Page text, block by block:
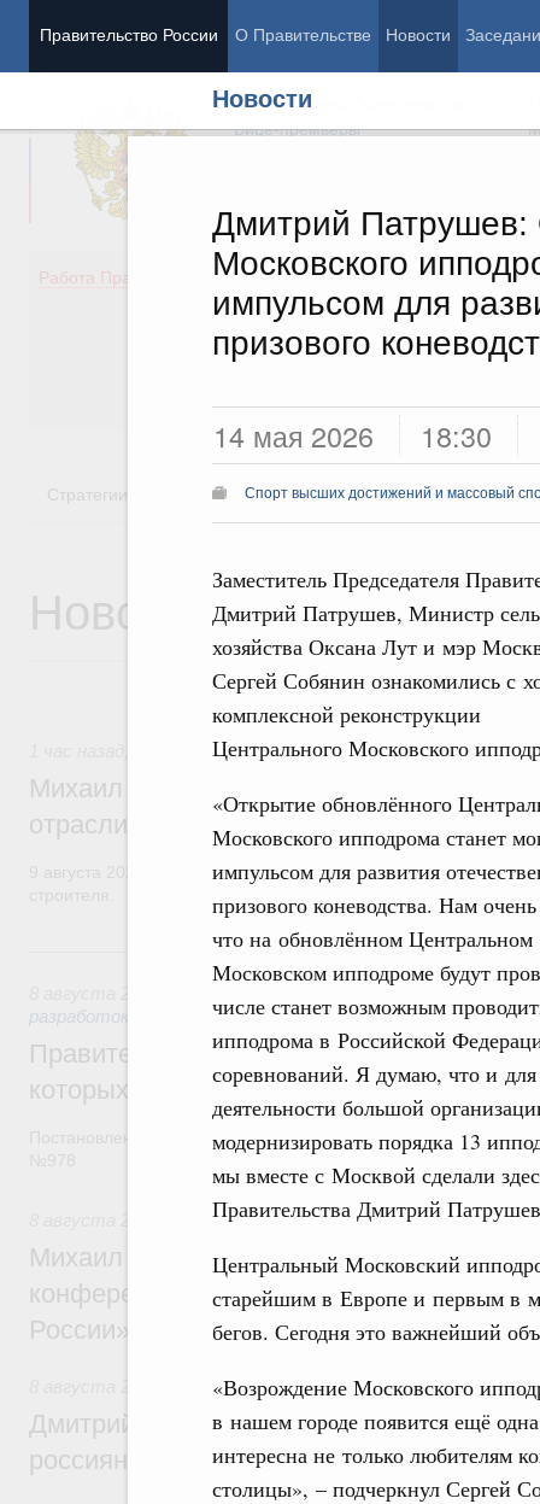
Правительство России О Правительстве Новости
Новости
Дмитрий Патрушев:
Московского
импульсом для
призового
14 мая 2026 18:30
Спорт высших достижений и массовый
Заместитель Председателя
Дмитрий Патрушев, Министр
хозяйства Оксана Лут и мэр
Сергей Собянин ознакомились с
комплексной реконструкции
Центрального Московского
«Открытие обновлённого
Московского ипподрома станет
импульсом для развития
призового коневодства. Нам
что на обновлённом Центральном
Московском ипподроме будут
числе станет возможным
ипподрома в Российской
соревнований. Я думаю, что и
деятельности большой
модернизировать порядка 13
мы вместе с Москвой сделали
Правительства Дмитрий
Центральный Московский
старейшим в Европе и первым в
бегов. Сегодня это важнейший
«Возрождение Московского
в нашем городе появится ещё
интересна не только любителям
столицы», – подчеркнул Сергей
Председатель Правительства
Вице-премьеры
Работа Правительства
Демография
Здоровье
Образование
Культура
Государство
Стратегии Государственные программы
Новости
Регулирование в сфере строительства
Михаил Мишустин поздравил
отрасли с профессиональным
9 августа 2026 года отмечается профессиональный праздник
Вчера
разработок
Правительство расширило перечень
которых освобождаются от НДФЛ
Постановление от 5 августа 2026 года
Отрасль информационных технологий
Михаил Мишустин дал поручения по
конференции «Цифровая индустрия
России»
Спорт высших достижений и массовый
Дмитрий Чернышенко и Михаил
россиян с Днём физкультурника